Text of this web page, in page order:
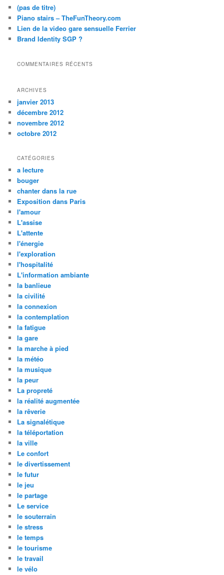
c
h
e
(pas de titre)
Piano stairs – TheFunTheory.com
Lien de la video gare sensuelle Ferrier
Brand Identity SGP ?
COMMENTAIRES RÉCENTS
ARCHIVES
janvier 2013
décembre 2012
novembre 2012
octobre 2012
CATÉGORIES
a lecture
bouger
chanter dans la rue
Exposition dans Paris
l'amour
L'assise
L'attente
l'énergie
l'exploration
l'hospitalité
L'information ambiante
la banlieue
la civilité
la connexion
la contemplation
la fatigue
la gare
la marche à pied
la météo
la musique
la peur
La propreté
la réalité augmentée
la rêverie
La signalétique
la téléportation
la ville
Le confort
le divertissement
le futur
le jeu
le partage
Le service
le souterrain
le stress
le temps
le tourisme
le travail
le vélo